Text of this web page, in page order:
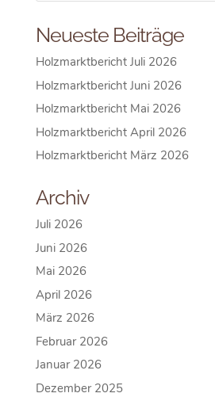
Neueste Beiträge
Holzmarktbericht Juli 2026
Holzmarktbericht Juni 2026
Holzmarktbericht Mai 2026
Holzmarktbericht April 2026
Holzmarktbericht März 2026
Archiv
Juli 2026
Juni 2026
Mai 2026
April 2026
März 2026
Februar 2026
Januar 2026
Dezember 2025